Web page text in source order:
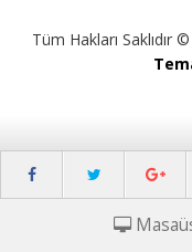
Tüm Hakları Saklıdır